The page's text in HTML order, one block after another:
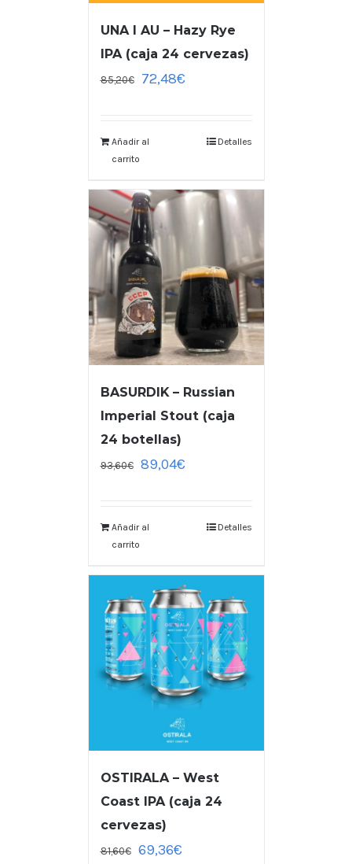
UNA I AU – Hazy Rye
IPA (caja 24 cervezas)
85,20€ 72,48€
Añadir al
carrito
Detalles
BASURDIK – Russian
Imperial Stout (caja
24 botellas)
93,60€ 89,04€
Añadir al
carrito
Detalles
OSTIRALA – West
Coast IPA (caja 24
cervezas)
81,60€ 69,36€